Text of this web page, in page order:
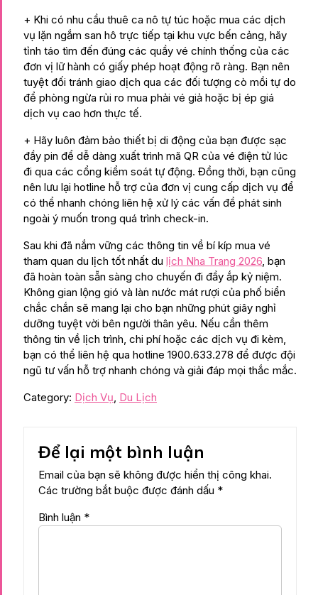
+ Khi có nhu cầu thuê ca nô tự túc hoặc mua các dịch
vụ lặn ngắm san hô trực tiếp tại khu vực bến cảng, hãy
tỉnh táo tìm đến đúng các quầy vé chính thống của các
đơn vị lữ hành có giấy phép hoạt động rõ ràng. Bạn nên
tuyệt đối tránh giao dịch qua các đối tượng cò mồi tự do
để phòng ngừa rủi ro mua phải vé giả hoặc bị ép giá
dịch vụ cao hơn thực tế.
+ Hãy luôn đảm bảo thiết bị di động của bạn được sạc
đầy pin để dễ dàng xuất trình mã QR của vé điện tử lúc
đi qua các cổng kiểm soát tự động. Đồng thời, bạn cũng
nên lưu lại hotline hỗ trợ của đơn vị cung cấp dịch vụ để
có thể nhanh chóng liên hệ xử lý các vấn đề phát sinh
ngoài ý muốn trong quá trình check-in.
Sau khi đã nắm vững các thông tin về bí kíp mua vé
tham quan du lịch tốt nhất du lịch Nha Trang 2026 , bạn
đã hoàn toàn sẵn sàng cho chuyến đi đầy ắp kỷ niệm.
Không gian lộng gió và làn nước mát rượi của phố biển
chắc chắn sẽ mang lại cho bạn những phút giây nghỉ
dưỡng tuyệt vời bên người thân yêu. Nếu cần thêm
thông tin về lịch trình, chi phí hoặc các dịch vụ đi kèm,
bạn có thể liên hệ qua hotline 1900.633.278 để được đội
ngũ tư vấn hỗ trợ nhanh chóng và giải đáp mọi thắc mắc.
Category: Dịch Vụ Du Lịch
Để lại một bình luận
Email của bạn sẽ không được hiển thị công khai.
Các trường bắt buộc được đánh dấu *
Bình luận *